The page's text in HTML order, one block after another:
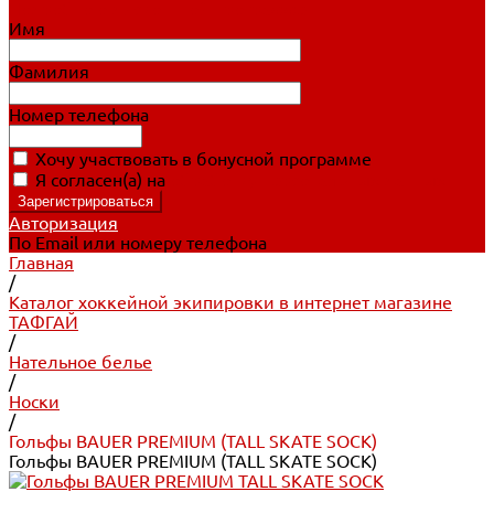
Имя
Фамилия
Номер телефона
Хочу участвовать в бонусной программе
Я согласен(а) на
Авторизация
По Email или номеру телефона
Главная
/
Каталог хоккейной экипировки в интернет магазине
ТАФГАЙ
/
Нательное белье
/
Носки
/
Гольфы BAUER PREMIUM (TALL SKATE SOCK)
Гольфы BAUER PREMIUM (TALL SKATE SOCK)